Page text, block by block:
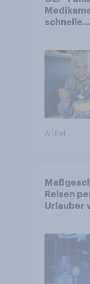
schnelle
Artikel
Reisen
Urlauber
Tools bei
genutzt